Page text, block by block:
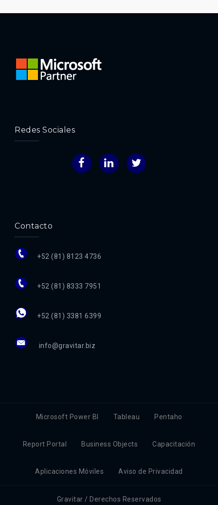
Redes Sociales
FacebookLinkedInTwitter
Contacto
+52 (81) 8123 4736
+52 (81) 8333 7951
+52 (81) 3381 6399
info@gravitar.biz
Microsoft Power BI Tableau Pentaho
Report Portal Business Objects Capacitación
Aplicaciones Móviles Aviso de Privacidad
Gravitar / Derechos Reservados